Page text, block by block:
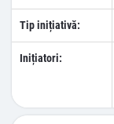
Tip inițiativă:
Inițiatori: